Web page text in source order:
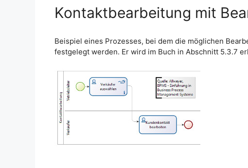
Kontaktbearbeitung mit
Beispiel eines Prozesses, bei dem die möglichen
festgelegt werden. Er wird im Buch in Abschnitt 5.3.7